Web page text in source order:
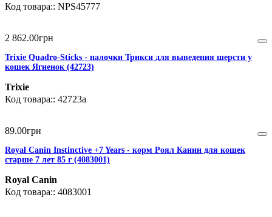
NPS45777
2 862.00грн
Trixie Quadro-Sticks - палочки Трикси для выведения шерсти у
кошек Ягненок (42723)
Trixie
42723а
89.00грн
Royal Canin Instinctive +7 Years - корм Роял Канин для кошек
старше 7 лет 85 г (4083001)
Royal Canin
4083001